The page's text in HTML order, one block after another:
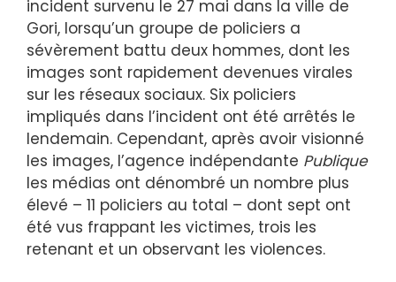
incident survenu le 27 mai dans la ville de
Gori, lorsqu’un groupe de policiers a
sévèrement battu deux hommes, dont les
images sont rapidement devenues virales
sur les réseaux sociaux. Six policiers
impliqués dans l’incident ont été arrêtés le
lendemain. Cependant, après avoir visionné
les images, l’agence indépendante Publique
les médias ont dénombré un nombre plus
élevé – 11 policiers au total – dont sept ont
été vus frappant les victimes, trois les
retenant et un observant les violences.